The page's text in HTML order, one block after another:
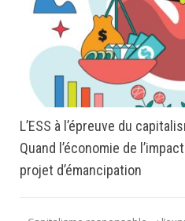
L’ESS à l’épreuve du
Quand l’économie de
projet d’émancipation